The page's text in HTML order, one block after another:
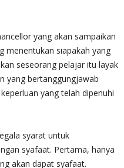
yang akan sampaikan
menentukan siapakah yang
seseorang pelajar itu layak
yang bertanggungjawab
yang telah dipenuhi
syarat untuk
syafaat. Pertama, hanya